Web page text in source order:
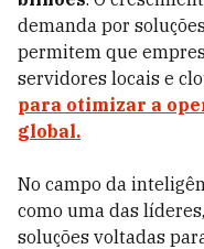
demanda por
permitem que
servidores locais e
para otimizar a
global.
No campo da
como uma das
soluções voltadas